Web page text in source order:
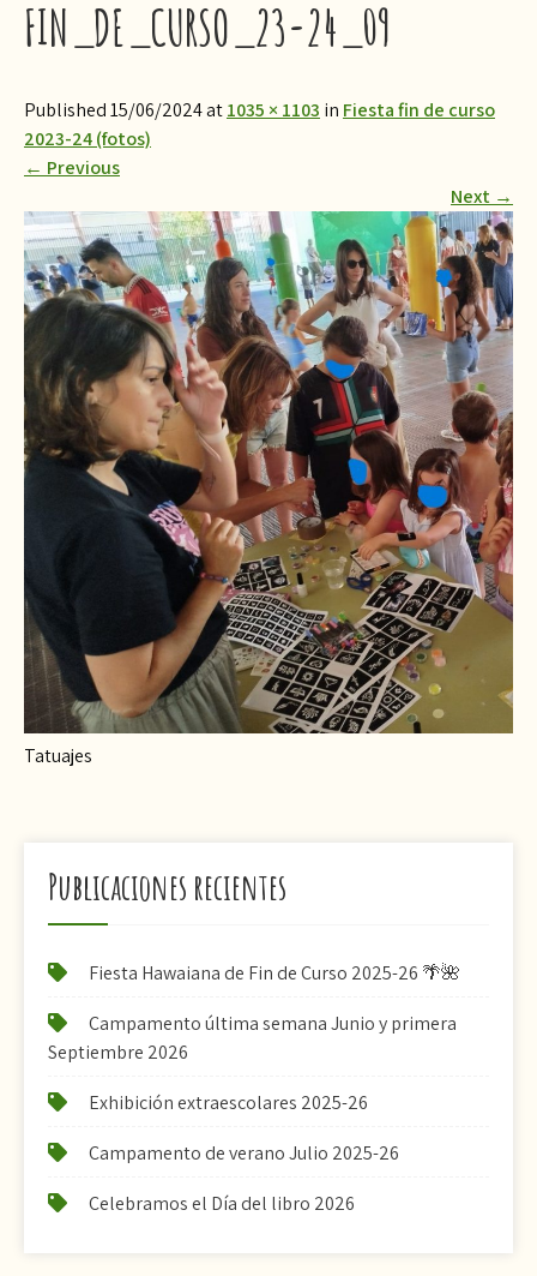
FIN_DE_CURSO_23-24_09
Published 15/06/2024 at1035 × 1103 in Fiesta fin de curso
2023-24 (fotos)
← Previous
Next →
Tatuajes
Publicaciones recientes
Fiesta Hawaiana de Fin de Curso 2025-26 🌴🌺
Campamento última semana Junio y primera
Septiembre 2026
Exhibición extraescolares 2025-26
Campamento de verano Julio 2025-26
Celebramos el Día del libro 2026